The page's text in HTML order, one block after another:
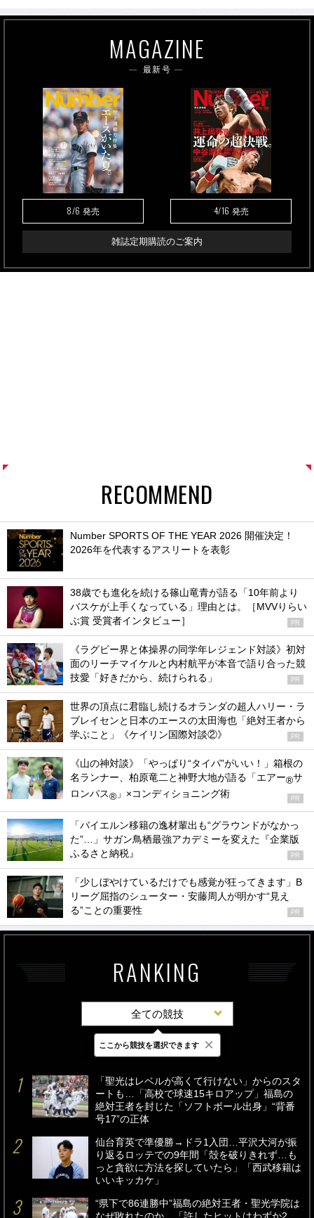
MAGAZINE
最新号
8/6 発売 4/16 発売
雑誌定期購読のご案内
RECOMMEND
Number SPORTS OF THE YEAR 2026 開催決定！
2026年を代表するアスリートを表彰
38歳でも進化を続ける篠山竜青が語る「10年前より
バスケが上手くなっている」理由とは。［MVVりらい
ぶ賞 受賞者インタビュー］
PR
《ラグビー界と体操界の同学年レジェンド対談》初対
面のリーチマイケルと内村航平が本音で語り合った競
技愛「好きだから、続けられる」
PR
世界の頂点に君臨し続けるオランダの超人ハリー・ラ
ブレイセンと日本のエースの太田海也「絶対王者から
学ぶこと」《ケイリン国際対談②》
PR
《山の神対談》「やっぱり“タイパ”がいい！」箱根の
名ランナー、柏原竜二と神野大地が語る「エアー®サ
ロンパス® 」×コンディショニング術 PR
「バイエルン移籍の逸材輩出も“グラウンドがなかっ
た”…」サガン鳥栖最強アカデミーを変えた『企業版
ふるさと納税』
PR
「少しぼやけているだけでも感覚が狂ってきます」B
リーグ屈指のシューター・安藤周人が明かす“見え
る”ことの重要性
PR
RANKING
全ての競技
最新 24時間 週間
「聖光はレベルが高くて行けない」からのスタ
ートも…「高校で球速15キロアップ」福島の
絶対王者を封じた「ソフトボール出身」“背番
号17”の正体
仙台育英で準優勝→ドラ1入団…平沢大河が振
り返るロッテでの9年間「殻を破りきれず…も
っと貪欲に方法を探していたら」「西武移籍は
いいキッカケ」
“県下で86連勝中”福島の絶対王者・聖光学院は
ここから競技を選択できます ×